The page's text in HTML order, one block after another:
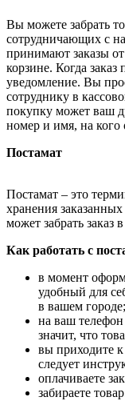
Вы можете забрать
сотрудничающих с
принимают заказы
корзине. Когда
уведомление. Вы
сотруднику в
покупку может ваш
номер и имя, на кого
Постамат
Постамат – это
хранения
может забрать заказ
Как работать с
в момент
удобный для
в вашем городе;
на ваш
значит, что
вы приходите
следует
оплачиваете
забираете